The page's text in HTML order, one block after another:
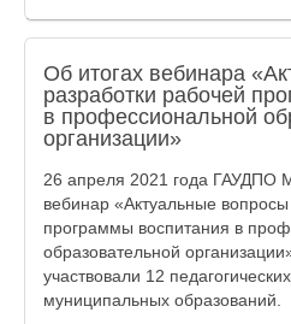
Об итогах вебинара
разработки рабочей
в профессиональной
организации»
26 апреля 2021 года
вебинар «Актуальные
программы воспитания в
образовательной
участвовали 12
муниципальных образований.